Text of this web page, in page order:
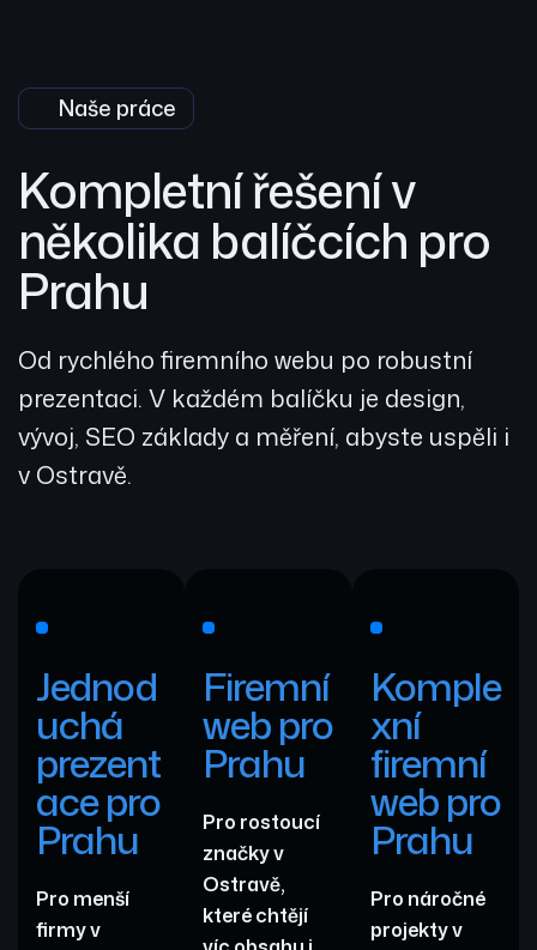
Naše práce
Kompletní řešení v
několika balíčcích pro
Prahu
Od rychlého firemního webu po robustní
prezentaci. V každém balíčku je design,
vývoj, SEO základy a měření, abyste uspěli i
v Ostravě.
Jednod
uchá
prezent
ace pro
Prahu
Pro menší
firmy v
Firemní
web pro
Prahu
Pro rostoucí
značky v
Ostravě,
které chtějí
Komple
xní
firemní
web pro
Prahu
Pro náročné
projekty v